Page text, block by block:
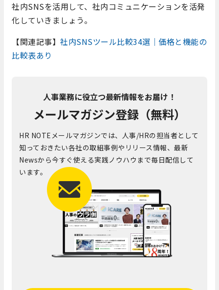
社内SNSを活用して、社内コミュニケーションを活発
化していきましょう。
【関連記事】 社内SNSツール比較34選｜価格と機能の
比較表あり
人事業務に役立つ最新情報をお届け！
メールマガジン登録（無料）
HR NOTEメールマガジンでは、人事/HRの担当者として
知っておきたい各社の取組事例やリリース情報、最新
Newsから今すぐ使える実践ノウハウまで毎日配信して
います。